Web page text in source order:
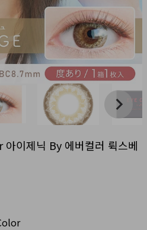
이제닉 By 에버컬러 뤽스베